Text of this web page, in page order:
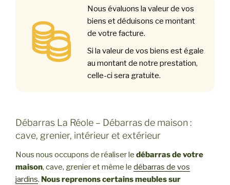
Nous évaluons la valeur de vos
biens et déduisons ce montant
de votre facture.
Si la valeur de vos biens est égale
au montant de notre prestation,
celle-ci sera gratuite.
Débarras La Réole – Débarras de maison :
cave, grenier, intérieur et extérieur
Nous nous occupons de réaliser le débarras de votre
maison, cave, grenier et même le débarras de vos
jardins. Nous reprenons certains meubles sur